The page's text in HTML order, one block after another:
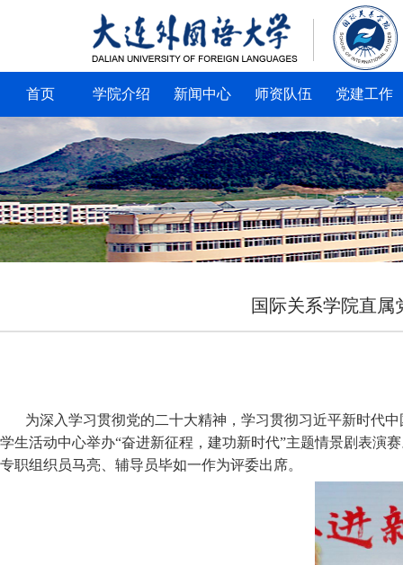
首页 学院介绍 新闻中心 师资队伍 党建工作
国际关系学院直属
为深入学习贯彻党的二十大精神，学习贯彻习近平新时代
学生活动中心举办“奋进新征程，建功新时代”主题情景剧表演
专职组织员马亮、辅导员毕如一作为评委出席。